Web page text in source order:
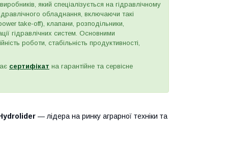
який спеціалізується на гідравлічному
обладнання, включаючи такі
take-off), клапани, розподільники,
гідравлічних систем. Основними
роботи, стабільність продуктивності,
сертифікат на гарантійне та сервісне
— лідера на ринку аграрної техніки та